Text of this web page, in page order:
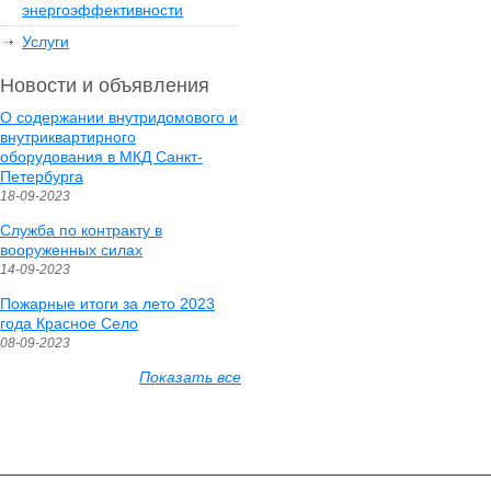
энергоэффективности
Услуги
Новости и объявления
О содержании внутридомового и
внутриквартирного
оборудования в МКД Санкт-
Петербурга
18-09-2023
Служба по контракту в
вооруженных силах
14-09-2023
Пожарные итоги за лето 2023
года Красное Село
08-09-2023
Показать все